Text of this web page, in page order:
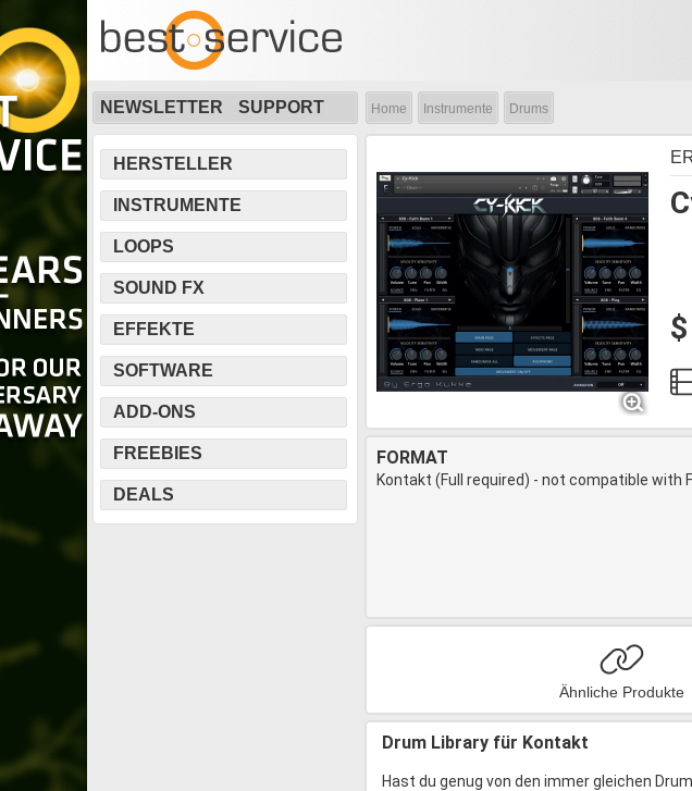
NEWSLETTER SUPPORT Home Instrumente Drums
HERSTELLER
INSTRUMENTE
LOOPS
SOUND FX
EFFEKTE
SOFTWARE
ADD-ONS
FREEBIES
DEALS
FORMAT
Kontakt (Full required) - not compatible with
Ähnliche Produkte
Drum Library für Kontakt
Hast du genug von den immer gleichen